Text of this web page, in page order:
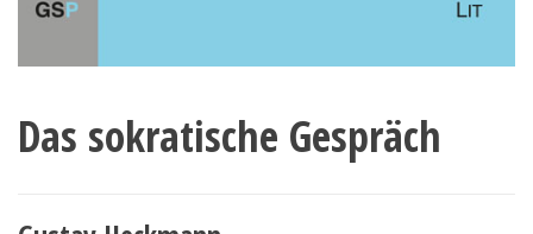
Das sokratische Gespräch